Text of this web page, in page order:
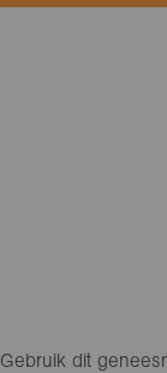
Gebruik dit